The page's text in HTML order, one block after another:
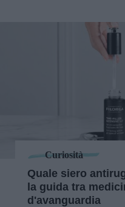
Curiosità
Quale siero
la guida tra
d'avanguardia